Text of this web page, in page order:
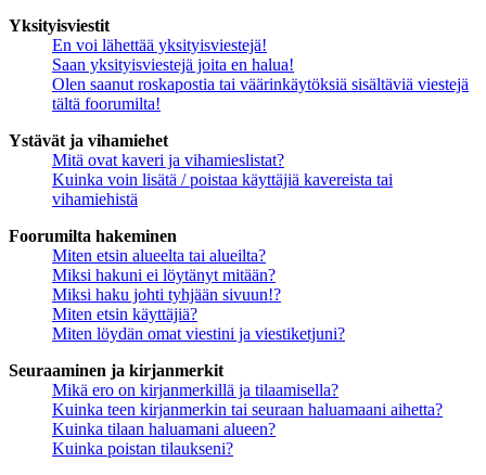
Yksityisviestit
En voi lähettää yksityisviestejä!
Saan yksityisviestejä joita en halua!
Olen saanut roskapostia tai väärinkäytöksiä sisältäviä viestejä
tältä foorumilta!
Ystävät ja vihamiehet
Mitä ovat kaveri ja vihamieslistat?
Kuinka voin lisätä / poistaa käyttäjiä kavereista tai
vihamiehistä
Foorumilta hakeminen
Miten etsin alueelta tai alueilta?
Miksi hakuni ei löytänyt mitään?
Miksi haku johti tyhjään sivuun!?
Miten etsin käyttäjiä?
Miten löydän omat viestini ja viestiketjuni?
Seuraaminen ja kirjanmerkit
Mikä ero on kirjanmerkillä ja tilaamisella?
Kuinka teen kirjanmerkin tai seuraan haluamaani aihetta?
Kuinka tilaan haluamani alueen?
Kuinka poistan tilaukseni?